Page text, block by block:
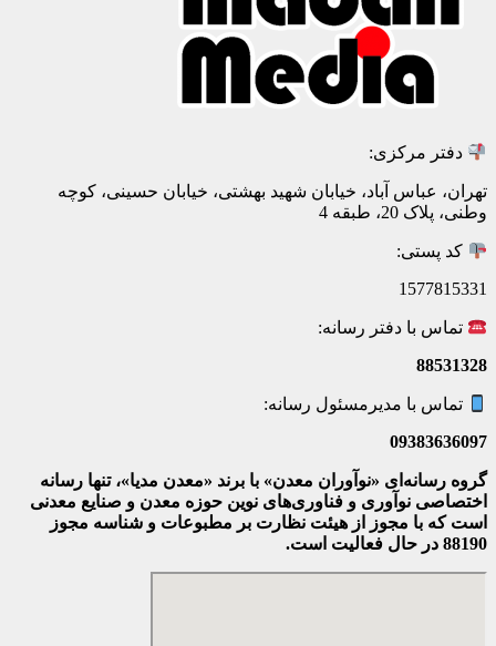
دفتر مرکزی:
تهران، عباس آباد، خیابان شهید بهشتی، خیابان حسینی، کوچه
وطنی، پلاک 20، طبقه 4
کد پستی:
1577815331
تماس با دفتر رسانه:
88531328
تماس با مدیرمسئول رسانه:
09383636097
گروه رسانه‌ای «نوآوران معدن» با برند «معدن مدیا»، تنها رسانه
اختصاصی نوآوری و فناوری‌های نوین حوزه معدن و صنایع معدنی‌
است که با مجوز از هیئت نظارت بر مطبوعات و شناسه مجوز
88190 در حال فعالیت است.